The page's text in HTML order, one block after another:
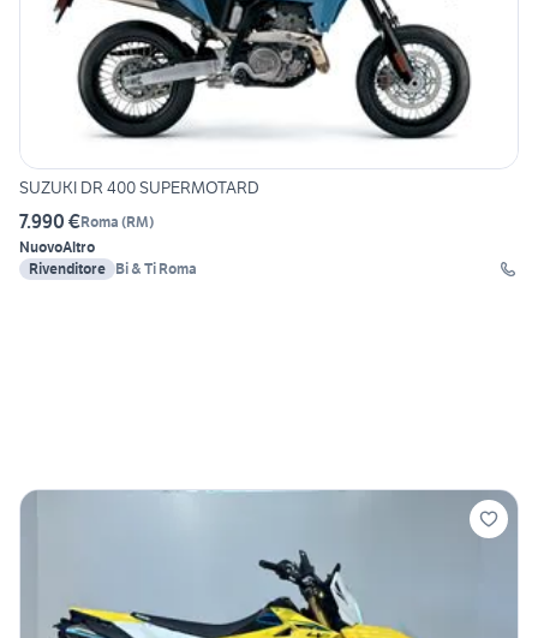
SUZUKI DR 400 SUPERMOTARD
7.990 €Roma (RM)
NuovoAltro
Rivenditore
Bi & Ti Roma